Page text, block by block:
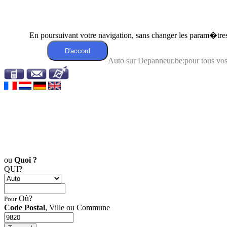
En poursuivant votre navigation, sans changer les
Auto sur Depanneur.be:pour tous
ou Quoi ?
QUI?
PourOù?
Code Postal, Ville ou Commune